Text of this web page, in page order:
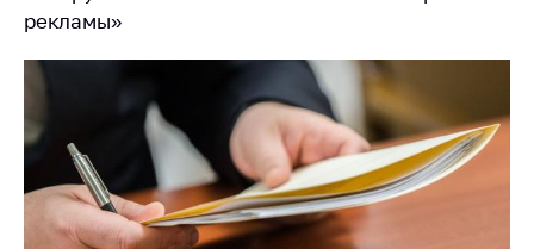
рекламы»